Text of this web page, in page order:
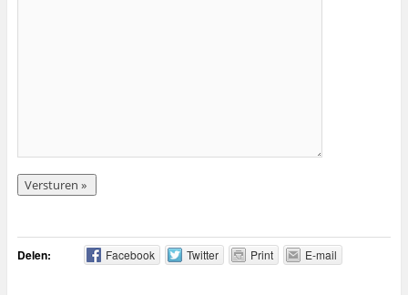
Delen: Facebook Twitter Print E-mail